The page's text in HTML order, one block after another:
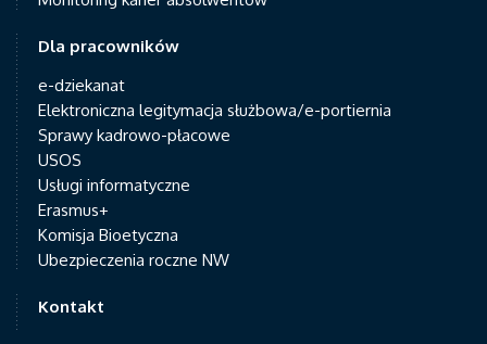
Dla pracowników
e-dziekanat
Elektroniczna legitymacja służbowa/e-portiernia
Sprawy kadrowo-płacowe
USOS
Usługi informatyczne
Erasmus+
Komisja Bioetyczna
Ubezpieczenia roczne NW
Kontakt